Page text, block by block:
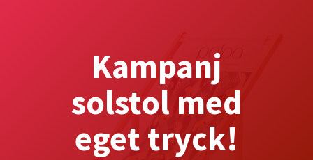
Kampanj
solstol med
eget tryck!